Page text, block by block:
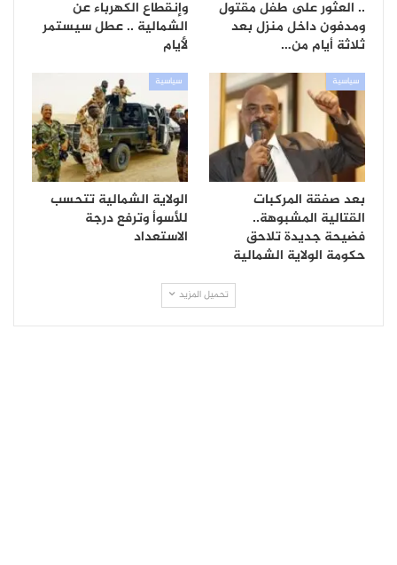
.. العثور على طفل مقتول
ومدفون داخل منزل بعد
ثلاثة أيام من…
وإنقطاع الكهرباء عن
الشمالية .. عطل سيستمر
لأيام
سياسية
بعد صفقة المركبات
القتالية المشبوهة..
فضيحة جديدة تلاحق
حكومة الولاية الشمالية
سياسية
الولاية الشمالية تتحسب
للأسوأ وترفع درجة
الاستعداد
تحميل المزيد